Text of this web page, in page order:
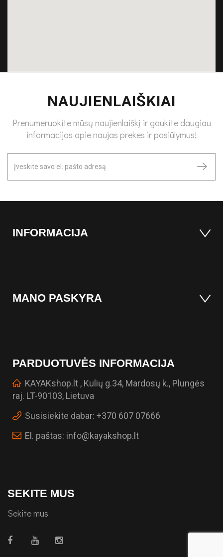
NAUJIENLAIŠKIAI
Prenumeruokite mūsų naujienlaiškį ir gaukite daugiau
informacijos apie naujas prekes ir pasiūlymus!
INFORMACIJA
MANO PASKYRA
PARDUOTUVĖS INFORMACIJA
KAYAKshop.lt , Kulių g.34, Mardosų k., Plungės
raj. LT-90103, Lietuva
Susisiekite dabar: +370 607 07666
El. paštas: info@kayakshop.lt
SEKITE MUS
Sekite mus